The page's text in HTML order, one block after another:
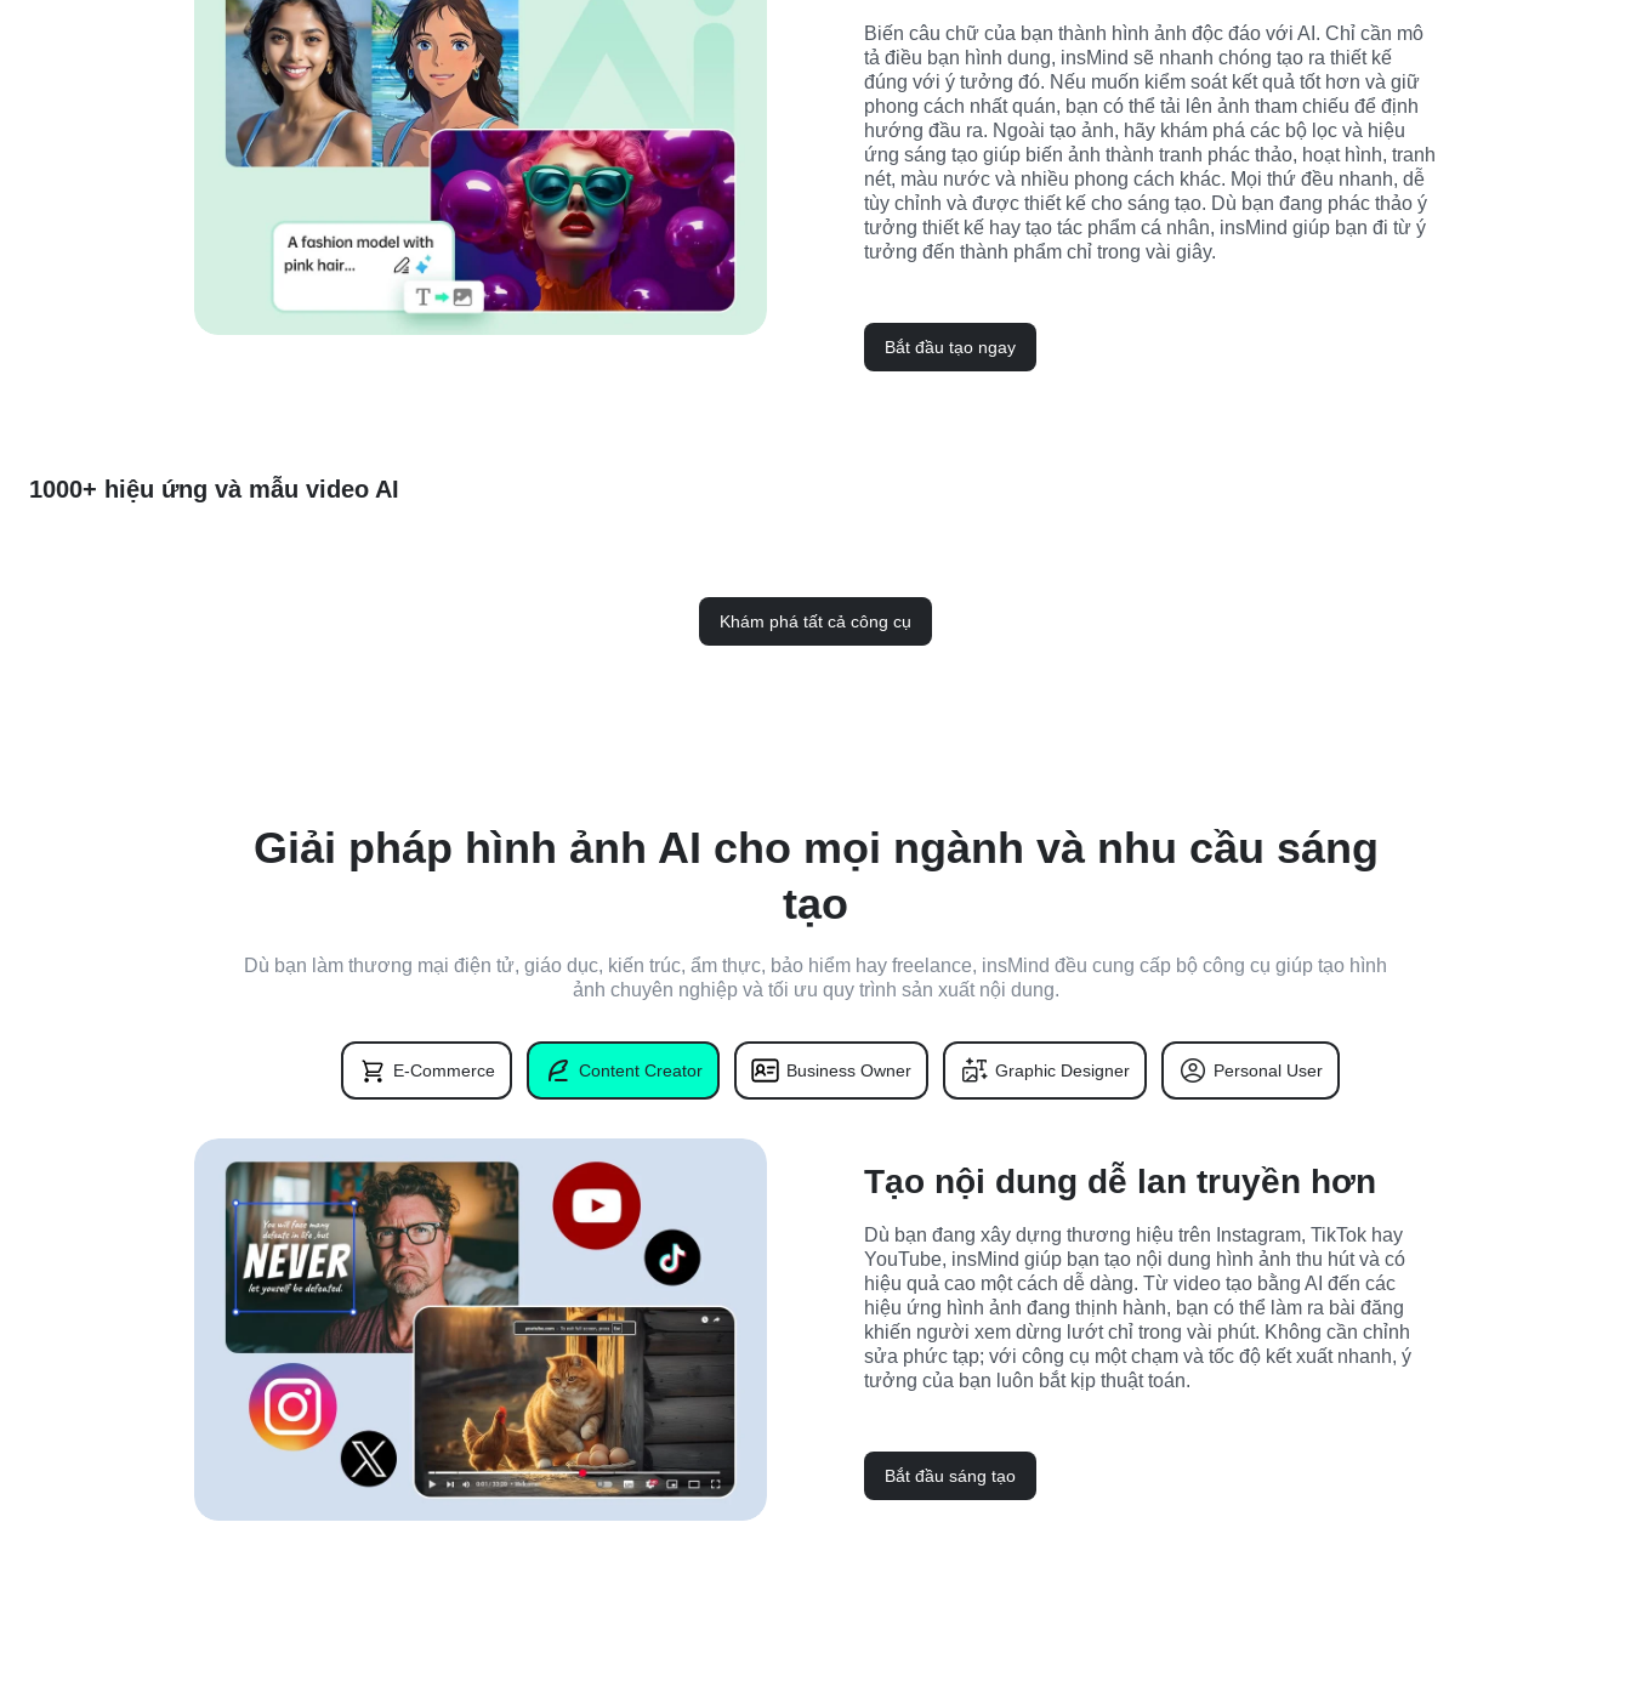
Biến câu chữ của bạn thành hình ảnh độc đáo với AI. Chỉ cần mô
tả điều bạn hình dung, insMind sẽ nhanh chóng tạo ra thiết kế
đúng với ý tưởng đó. Nếu muốn kiểm soát kết quả tốt hơn và giữ
phong cách nhất quán, bạn có thể tải lên ảnh tham chiếu để định
hướng đầu ra. Ngoài tạo ảnh, hãy khám phá các bộ lọc và hiệu
ứng sáng tạo giúp biến ảnh thành tranh phác thảo, hoạt hình, tranh
nét, màu nước và nhiều phong cách khác. Mọi thứ đều nhanh, dễ
tùy chỉnh và được thiết kế cho sáng tạo. Dù bạn đang phác thảo ý
tưởng thiết kế hay tạo tác phẩm cá nhân, insMind giúp bạn đi từ ý
tưởng đến thành phẩm chỉ trong vài giây.
Bắt đầu tạo ngay
1000+ hiệu ứng và mẫu video AI
Khám phá tất cả công cụ
Giải pháp hình ảnh AI cho mọi ngành và nhu cầu sáng
tạo
Dù bạn làm thương mại điện tử, giáo dục, kiến trúc, ẩm thực, bảo hiểm hay freelance, insMind đều cung cấp bộ công cụ giúp tạo hình
ảnh chuyên nghiệp và tối ưu quy trình sản xuất nội dung.
E-Commerce Content Creator Business Owner Graphic Designer Personal User
Tạo nội dung dễ lan truyền hơn
Dù bạn đang xây dựng thương hiệu trên Instagram, TikTok hay
YouTube, insMind giúp bạn tạo nội dung hình ảnh thu hút và có
hiệu quả cao một cách dễ dàng. Từ video tạo bằng AI đến các
hiệu ứng hình ảnh đang thịnh hành, bạn có thể làm ra bài đăng
khiến người xem dừng lướt chỉ trong vài phút. Không cần chỉnh
sửa phức tạp; với công cụ một chạm và tốc độ kết xuất nhanh, ý
tưởng của bạn luôn bắt kịp thuật toán.
Bắt đầu sáng tạo